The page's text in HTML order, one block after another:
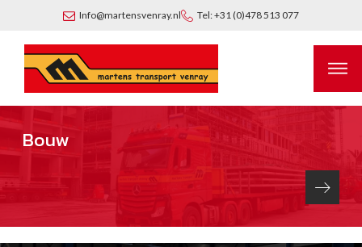
Info@martensvenray.nl Tel: +31 (0)478 513 077
Bouw